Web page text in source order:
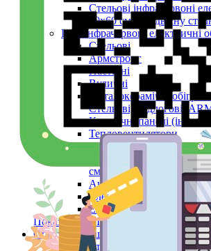
Стельові інфрачервоні
60х60 см (в підвісну
Інші інфрачервоні електричні
Стельові
Армстронг
Настінні
Вуличні
Металокерамічні
Стельові, Підлогові,
Керамічні панелі
Тепловентилятори
Інфрачервоний обігрівач
металокерамічний
см 750 Вт
Аксесуари
Електричні
Електроконвектори
Показати усі Інфрачервоні електричні
Обігрів та сушіння
Взуття та одяг з електро-